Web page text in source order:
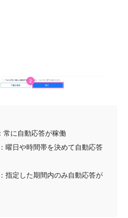
自動応答が稼働
日や時間帯を決めて自動応答
した期間内のみ自動応答が